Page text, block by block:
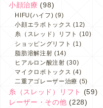
小顔治療 (98)
HIFU(ハイフ) (9)
小顔エラボトックス (12)
糸（スレッド）リフト (10)
ショッピングリフト (1)
脂肪溶解注射 (14)
ヒアルロン酸注射 (30)
マイクロボトックス (4)
二重アゴレーザー治療 (5)
糸（スレッド）リフト
(59)
レーザー・その他 (228)